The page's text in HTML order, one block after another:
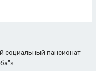
социальный пансионат